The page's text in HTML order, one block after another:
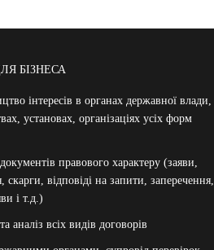
БІЗНЕСА
інтересів в органах державної влади,
установах, організаціях усіх форм
правового характеру (заяви,
скарги, відповіді на запити, заперечення,
і т.д.)
аналіз всіх видів договорів